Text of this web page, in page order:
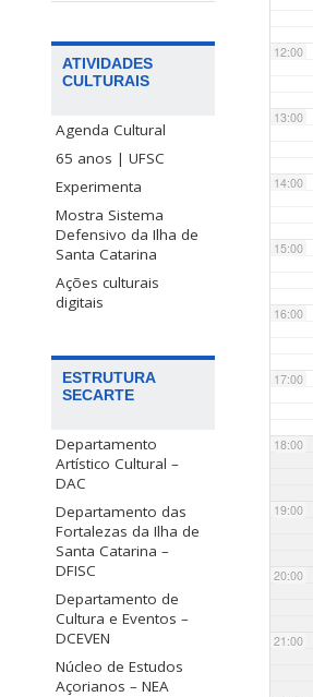
ATIVIDADES
CULTURAIS
Agenda Cultural
65 anos | UFSC
Experimenta
Mostra Sistema
Defensivo da Ilha de
Santa Catarina
Ações culturais
digitais
ESTRUTURA
SECARTE
Departamento
Artístico Cultural –
DAC
Departamento das
Fortalezas da Ilha de
Santa Catarina –
DFISC
Departamento de
Cultura e Eventos –
DCEVEN
Núcleo de Estudos
Açorianos – NEA
12:00
13:00
14:00
15:00
16:00
17:00
18:00
19:00
20:00
21:00